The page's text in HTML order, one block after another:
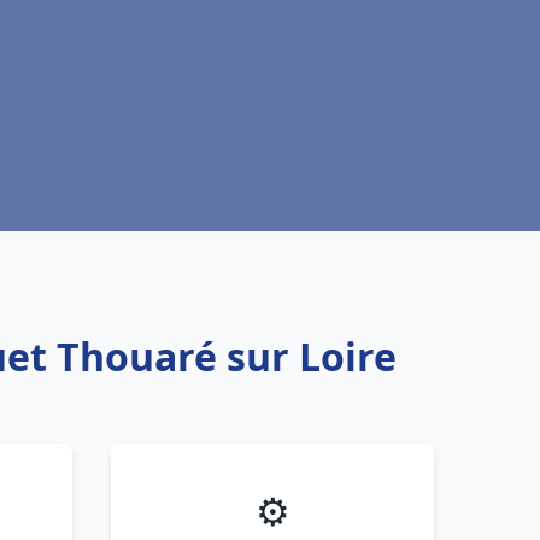
Thouaré sur Loire
⚙️